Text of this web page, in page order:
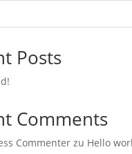
Posts
Comments
Commenterzu Hello